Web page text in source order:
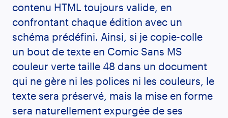
contenu HTML toujours valide, en
confrontant chaque édition avec un
schéma prédéfini. Ainsi, si je copie-colle
un bout de texte en Comic Sans MS
couleur verte taille 48 dans un document
qui ne gère ni les polices ni les couleurs, le
texte sera préservé, mais la mise en forme
sera naturellement expurgée de ses